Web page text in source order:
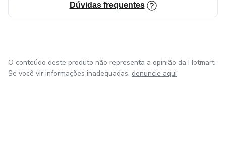
Dúvidas frequentes
O conteúdo deste produto não representa a opinião da Hotmart.
Se você vir informações inadequadas, denuncie aqui